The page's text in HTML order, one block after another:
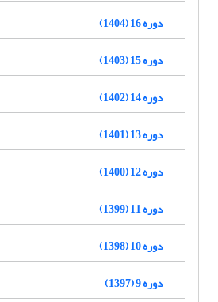
دوره 16 (1404)
دوره 15 (1403)
دوره 14 (1402)
دوره 13 (1401)
دوره 12 (1400)
دوره 11 (1399)
دوره 10 (1398)
دوره 9 (1397)